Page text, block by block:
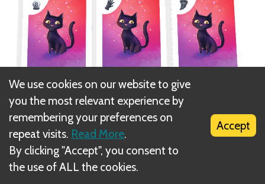
We use cookies on our website to give
you the most relevant experience by
remembering your preferences on
repeat visits. Read More.
By clicking "Accept", you consent to
the use of ALL the cookies.
Accept